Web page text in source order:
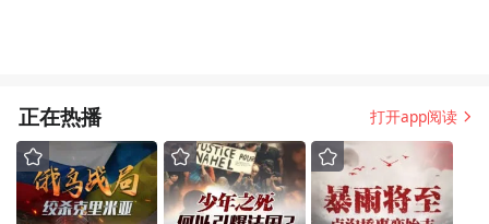
正在热播 打开app阅读